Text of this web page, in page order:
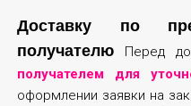
Доставку по
получателю
Перед
получателем для
оформлении заявки на